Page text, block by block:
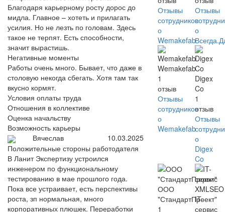
Благодаря карьерному росту дорос до
мидла. Главное – хотеть и прилагать
усилия. Но не лезть по головам. Здесь
такое не терпят. Есть способности,
значит вырастишь.
Негативные моменты
Работы очень много. Бывает, что даже в
столовую некогда сбегать. Хотя там так
вкусно кормят.
Условия оплаты труда
Отношения в коллективе
Оценка начальству
Возможность карьеры
Вячеслав
10.03.2025
Положительные стороны работодателя
В Ланит Экспертизу устроился
инженером по функциональному
тестированию в мае прошлого года.
Пока все устраивает, есть перспективы
роста, зп нормальная, много
корпоративных плюшек. Переработки
Отзывы
сотрудников
о
Wemakefab
Отзывы
о
Wemakefab
1
отзыв
Отзывы
сотрудников
о
Wemakefab
Digex
Co
1
отзыв
Отзывы
о
Digex
Co
ООО
"СтандартПроект"
1
IT-
сервис